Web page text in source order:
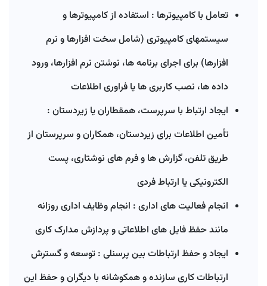
تعامل با کامپیوترها : استفاده از کامپیوترها و
سیستمهای کامپیوتری (شامل سخت افزارها و نرم
افزارها) برای اجرای برنامه ها، نوشتن نرم افزارها، ورود
داده ها، نصب کاربری ها یا فراوری اطلاعات
ایجاد ارتباط با سرپرست، همقطاران یا زیردستان :
تأمین اطلاعات برای زیردستان، همکاران و سرپرستان از
طریق تلفن، گزارش ها و فرم های نوشتاری، پست
الکترونیکی یا ارتباط فردی
انجام فعالیت های اداری : انجام وظایف اداری روزانه
مانند حفظ فایل های اطلاعاتی و پردازش مدارک کاری
ایجاد و حفظ ارتباطات بین پرسنلی : توسعه و گسترش
ارتباطات کاری سازنده و همکوشانه با دیگران و حفظ این